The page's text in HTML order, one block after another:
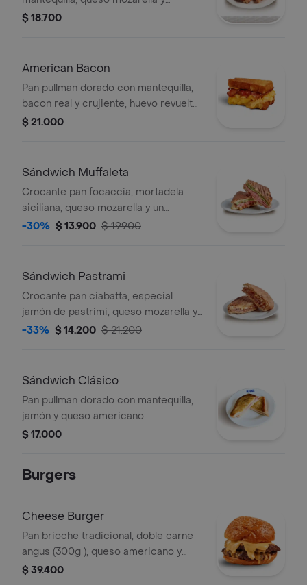
mortadela siciliana.
$ 18.700
American Bacon
Pan pullman dorado con mantequilla,
bacon real y crujiente, huevo revuelto
estilo soft y queso americano.
$ 21.000
Sándwich Muffaleta
Crocante pan focaccia, mortadela
siciliana, queso mozarella y un
delicioso aderezo mayopesto.
-30% $ 13.900 $ 19.900
Sándwich Pastrami
Crocante pan ciabatta, especial
jamón de pastrimi, queso mozarella y
un delicioso aderezo italiano.
-33% $ 14.200 $ 21.200
Sándwich Clásico
Pan pullman dorado con mantequilla,
jamón y queso americano.
$ 17.000
Burgers
Cheese Burger
Pan brioche tradicional, doble carne
angus (300g ), queso americano y
salsas de la casa
$ 39.400